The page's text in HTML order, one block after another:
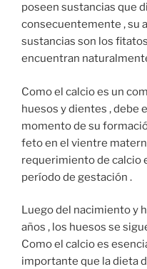
poseen sustancias que
consecuentemente , su
sustancias son los
encuentran
Como el calcio es un
huesos y dientes , debe
momento de su
feto en el vientre
requerimiento de calcio
período de gestación .
Luego del nacimiento y
años , los huesos se
Como el calcio es
importante que la dieta